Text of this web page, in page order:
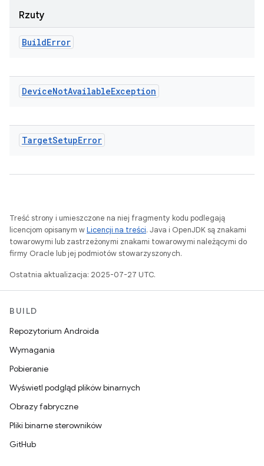
Rzuty
BuildError
DeviceNotAvailableException
TargetSetupError
Treść strony i umieszczone na niej fragmenty kodu podlegają
licencjom opisanym wLicencji na treści. Java i OpenJDK są znakami
towarowymi lub zastrzeżonymi znakami towarowymi należącymi do
firmy Oracle lub jej podmiotów stowarzyszonych.
Ostatnia aktualizacja: 2025-07-27 UTC.
BUILD
Repozytorium Androida
Wymagania
Pobieranie
Wyświetl podgląd plików binarnych
Obrazy fabryczne
Pliki binarne sterowników
GitHub